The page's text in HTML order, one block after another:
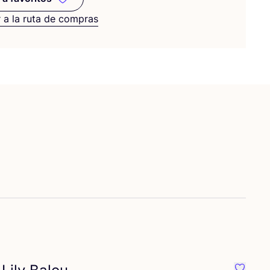
Añadir a favoritos
a la ruta de compras
{nombre}